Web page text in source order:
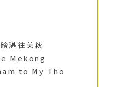
湛往美萩
Mekong
to My Tho